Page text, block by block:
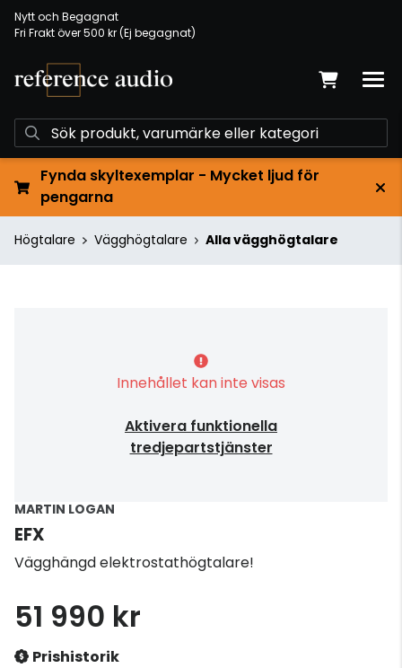
Nytt och Begagnat
Fri Frakt över 500 kr (Ej begagnat)
Fynda skyltexemplar - Mycket ljud för
pengarna
Högtalare Vägghögtalare Alla vägghögtalare
Innehållet kan inte visas
Aktivera funktionella
tredjepartstjänster
MARTIN LOGAN
EFX
Vägghängd elektrostathögtalare!
51 990 kr
Prishistorik